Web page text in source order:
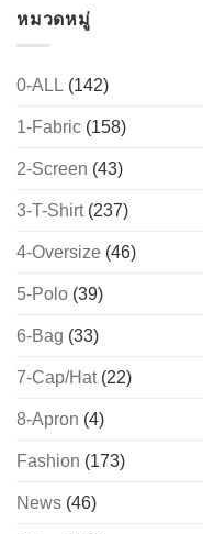
หมวดหมู่
0-ALL (142)
1-Fabric (158)
2-Screen (43)
3-T-Shirt(237)
4-Oversize (46)
5-Polo (39)
6-Bag (33)
7-Cap/Hat(22)
8-Apron (4)
Fashion (173)
News (46)